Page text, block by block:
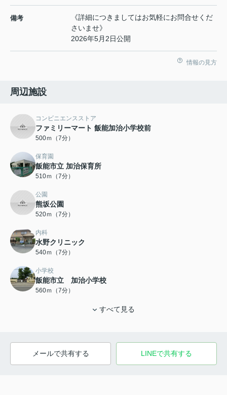
備考
《詳細につきましてはお気軽にお問合せくだ
さいませ》
2026年5月2日公開
情報の見方
周辺施設
コンビニエンスストア
ファミリーマート 飯能加治小学校前
500ｍ（7分）
保育園
飯能市立 加治保育所
510ｍ（7分）
公園
熊坂公園
520ｍ（7分）
内科
水野クリニック
540ｍ（7分）
小学校
飯能市立 加治小学校
560ｍ（7分）
すべて見る
メールで共有する LINEで共有する